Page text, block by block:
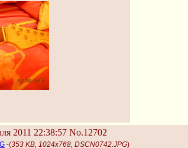
2011 22:38:57 No.12702
-(353 KB, 1024x768, DSCN0742.JPG)